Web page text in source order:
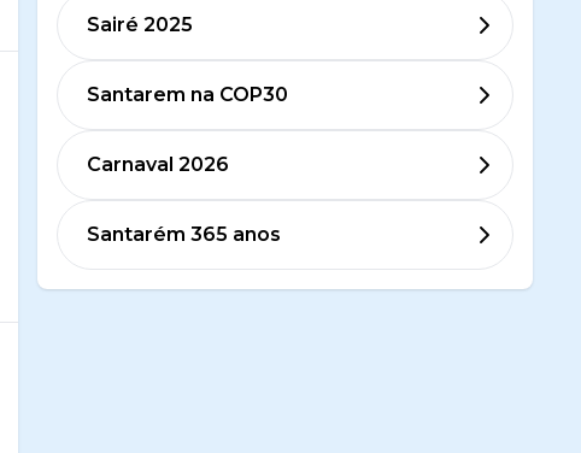
Sairé 2025
Santarem na COP30
Carnaval 2026
Santarém 365 anos